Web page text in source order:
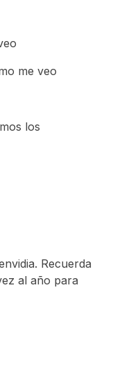
me veo
los
Recuerda
al año para